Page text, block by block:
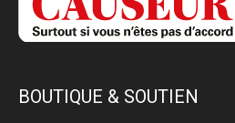
BOUTIQUE & SOUTIEN